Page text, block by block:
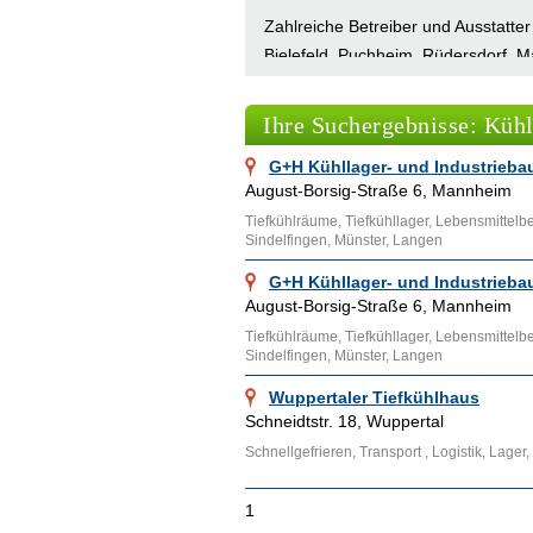
Zahlreiche Betreiber und
Bielefeld, Puchheim, Rüdersdorf,
Informationen über ihre Kühllager,
ebenfalls ein Kühllager im Internet
freundlichen Mitarbeitern auf.
Ähnliche Themenbereiche wie
Links aufgesucht werden.
Digitalen Wörterbuch der
Wissenschaften.
Ihre Suchergebnisse:
G+H Kühllager- und
August-Borsig-Straße 6, Mannheim
Tiefkühlräume, Tiefkühllager,
Sindelfingen, Münster, Langen
G+H Kühllager- und
August-Borsig-Straße 6, Mannheim
Tiefkühlräume, Tiefkühllager,
Sindelfingen, Münster, Langen
Wuppertaler Tiefkühlhaus
Schneidtstr. 18, Wuppertal
Schnellgefrieren, Transport , Logistik,
1